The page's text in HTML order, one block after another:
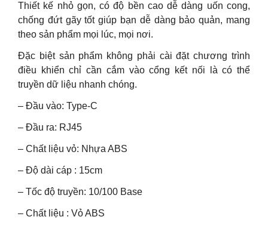
Thiết kế nhỏ gọn, có độ bền cao dễ dàng uốn cong,
chống đứt gãy tốt giúp bạn dễ dàng bảo quản, mang
theo sản phẩm mọi lúc, mọi nơi.
Đặc biệt sản phẩm không phải cài đặt chương trình
điều khiển chỉ cần cắm vào cổng kết nối là có thể
truyền dữ liệu nhanh chóng.
– Đầu vào: Type-C
– Đầu ra: RJ45
– Chất liệu vỏ: Nhựa ABS
– Độ dài cáp : 15cm
– Tốc độ truyền: 10/100 Base
– Chất liệu : Vỏ ABS